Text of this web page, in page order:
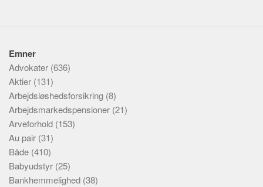
Emner
Advokater (636)
Aktier (131)
Arbejdsløshedsforsikring (8)
Arbejdsmarkedspensioner (21)
Arveforhold (153)
Au pair (31)
Både (410)
Babyudstyr (25)
Bankhemmelighed (38)